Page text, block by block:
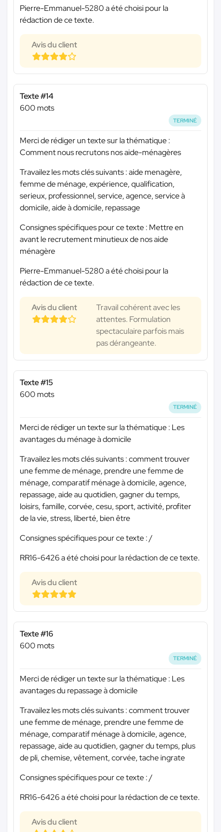
Pierre-Emmanuel-5280 a été choisi pour la
rédaction de ce texte.
Avis du client
Texte #14
600 mots
TERMINÉ
Merci de rédiger un texte sur la thématique :
Comment nous recrutons nos aide-ménagères
Travailez les mots clés suivants : aide menagère,
femme de ménage, expérience, qualification,
serieux, professionnel, service, agence, service à
domicile, aide à domicile, repassage
Consignes spécifiques pour ce texte : Mettre en
avant le recrutement minutieux de nos aide
ménagère
Pierre-Emmanuel-5280 a été choisi pour la
rédaction de ce texte.
Avis du client
Travail cohérent avec les
attentes. Formulation
spectaculaire parfois mais
pas dérangeante.
Texte #15
600 mots
TERMINÉ
Merci de rédiger un texte sur la thématique : Les
avantages du ménage à domicile
Travailez les mots clés suivants : comment trouver
une femme de ménage, prendre une femme de
ménage, comparatif ménage à domicile, agence,
repassage, aide au quotidien, gagner du temps,
loisirs, famille, corvée, cesu, sport, activité, profiter
de la vie, stress, liberté, bien être
Consignes spécifiques pour ce texte : /
RR16-6426 a été choisi pour la rédaction de ce texte.
Avis du client
Texte #16
600 mots
TERMINÉ
Merci de rédiger un texte sur la thématique : Les
avantages du repassage à domicile
Travailez les mots clés suivants : comment trouver
une femme de ménage, prendre une femme de
ménage, comparatif ménage à domicile, agence,
repassage, aide au quotidien, gagner du temps, plus
de pli, chemise, vêtement, corvée, tache ingrate
Consignes spécifiques pour ce texte : /
RR16-6426 a été choisi pour la rédaction de ce texte.
Avis du client